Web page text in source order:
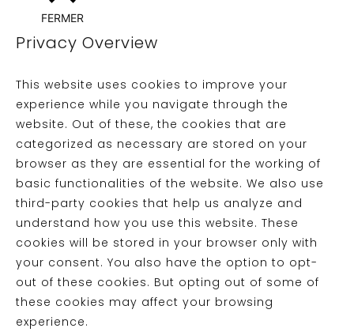
FERMER
Privacy Overview
This website uses cookies to improve your
experience while you navigate through the
website. Out of these, the cookies that are
categorized as necessary are stored on your
browser as they are essential for the working of
basic functionalities of the website. We also use
third-party cookies that help us analyze and
understand how you use this website. These
cookies will be stored in your browser only with
your consent. You also have the option to opt-
out of these cookies. But opting out of some of
these cookies may affect your browsing
experience.